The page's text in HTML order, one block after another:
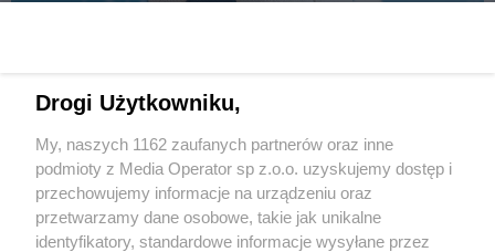
Wydawca mediów lokalnych
Drogi Użytkowniku,
My, naszych 1162 zaufanych partnerów oraz inne
podmioty z Media Operator sp z.o.o. uzyskujemy dostęp i
przechowujemy informacje na urządzeniu oraz
przetwarzamy dane osobowe, takie jak unikalne
identyfikatory, standardowe informacje wysyłane przez